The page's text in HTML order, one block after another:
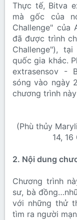
Thực tế, Bitva
mà gốc của
Challenge" của
đã được trình
Challenge"),
quốc gia khác.
extrasensov -
sóng vào ngày
chương trình
(Phù thủy
14,
2. Nội dung
Chương trình
sư, bà
với những thử
tìm ra người